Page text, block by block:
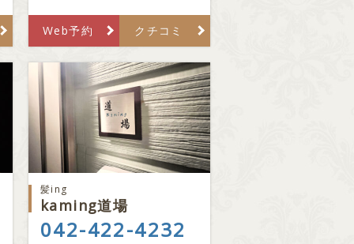
Web予約 クチコミ
髪ing
kaming道場
042-422-4232